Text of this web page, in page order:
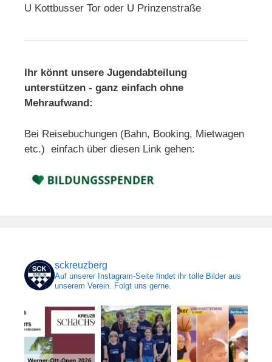
U Kottbusser Tor oder U Prinzenstraße
Ihr könnt unsere Jugendabteilung
unterstützen - ganz einfach ohne
Mehraufwand:
Bei Reisebuchungen (Bahn, Booking, Mietwagen
etc.) einfach über diesen Link gehen:
sckreuzberg
Auf unserer Instagram-Seite findet ihr tolle Bilder aus
unserem Verein. Folgt uns gerne.